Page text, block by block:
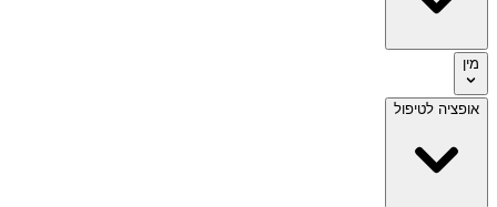
מין
אופציה לטיפול